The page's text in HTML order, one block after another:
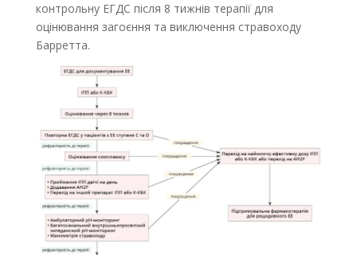
контрольну ЕГДС після 8 тижнів терапії для
оцінювання загоєння та виключення стравоходу
Барретта.